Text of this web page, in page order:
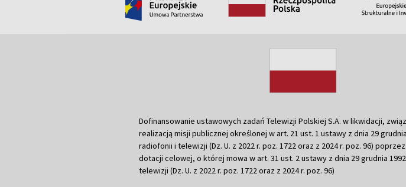
Dofinansowanie ustawowych zadań Telewizji Polskiej S.A. w likwidacji,
realizacją misji publicznej określonej w art. 21 ust. 1 ustawy z dnia 29
radiofonii i telewizji (Dz. U. z 2022 r. poz. 1722 oraz z 2024 r. poz. 96)
dotacji celowej, o której mowa w art. 31 ust. 2 ustawy z dnia 29 grudnia
telewizji (Dz. U. z 2022 r. poz. 1722 oraz z 2024 r. poz. 96)